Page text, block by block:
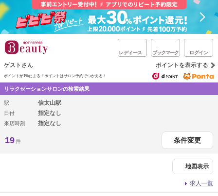
レディース ブックマーク ログイン
ゲストさん ポイントを表示する
ポイントが1%たまる！ ポイントはサロン予約でつかえる！
リラクゼーションサロンの検索結果
駅 信太山駅
日付 指定なし
来店時刻 指定なし
19件 条件変更
地図表示
求人一覧